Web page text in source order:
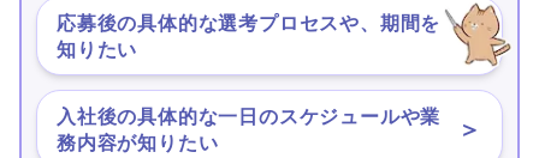
応募後の具体的な選考プロセスや、期間を
知りたい
＞
入社後の具体的な一日のスケジュールや業
務内容が知りたい
＞